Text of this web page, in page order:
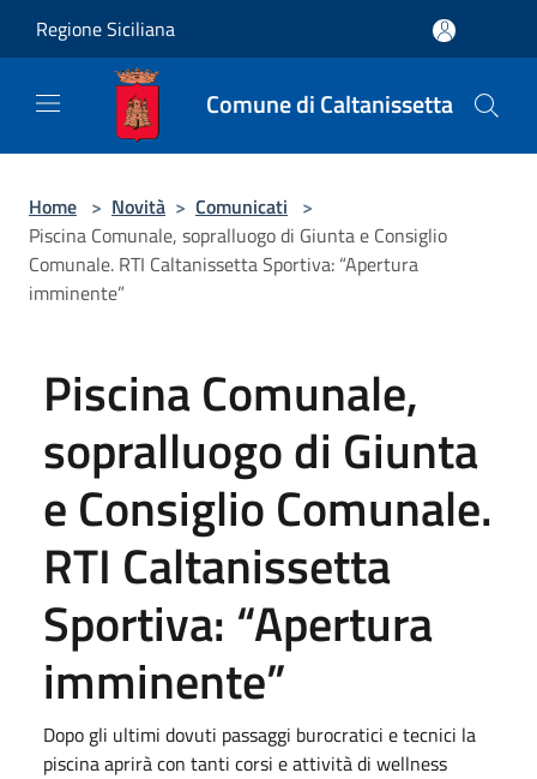
Regione Siciliana
Comune di Caltanissetta
Home > Novità > Comunicati >
Piscina Comunale, sopralluogo di Giunta e Consiglio
Comunale. RTI Caltanissetta Sportiva: “Apertura
imminente”
Piscina Comunale,
sopralluogo di Giunta
e Consiglio Comunale.
RTI Caltanissetta
Sportiva: “Apertura
imminente”
Dopo gli ultimi dovuti passaggi burocratici e tecnici la
piscina aprirà con tanti corsi e attività di wellness